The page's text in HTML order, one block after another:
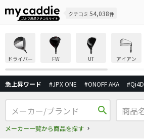
クチコミ 54,038件
ドライバー FW UT アイアン
急上昇ワード #JPX ONE #ONOFF AKA #Qi4D
search
メーカー一覧から商品を探す